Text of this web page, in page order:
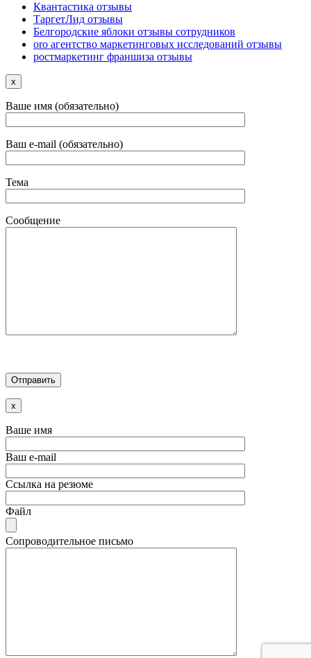
Квантастика отзывы
ТаргетЛид отзывы
Белгородские яблоки отзывы сотрудников
oro агентство маркетинговых исследований отзывы
ростмаркетинг франшиза отзывы
x
Ваше имя (обязательно)
Ваш e-mail (обязательно)
Тема
Сообщение
x
Ваше имя
Ваш e-mail
Ссылка на резюме
Файл
Сопроводительное письмо